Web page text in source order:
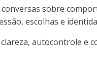
sobre
escolhas e
autocontrole e